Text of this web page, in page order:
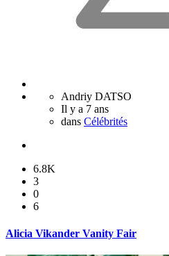
Andriy DATSO
Il y a 7 ans
dans Célébrités
6.8K
3
0
6
Alicia Vikander Vanity Fair